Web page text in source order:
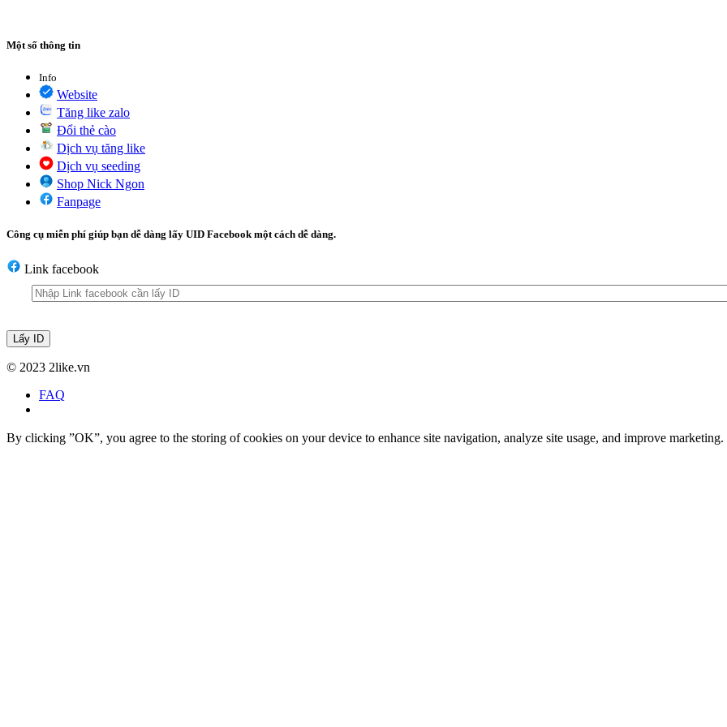
Một số thông tin
Info
Website
Tăng like zalo
Đổi thẻ cào
Dịch vụ tăng like
Dịch vụ seeding
Shop Nick Ngon
Fanpage
Công cụ miễn phí giúp bạn dễ dàng lấy UID Facebook một cách dễ dàng.
Link facebook
Lấy ID
© 2023 2like.vn
FAQ
By clicking ”OK”, you agree to the storing of cookies on your device to enhance site navigation, analyze site usage, and improve marketing.